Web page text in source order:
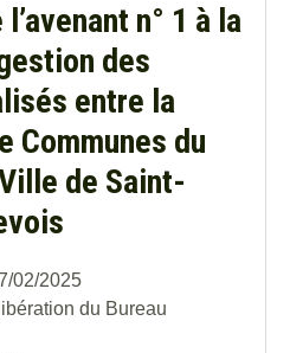
n° 1 à la
des
entre la
Communes du
de Saint-
02/2025
du Bureau